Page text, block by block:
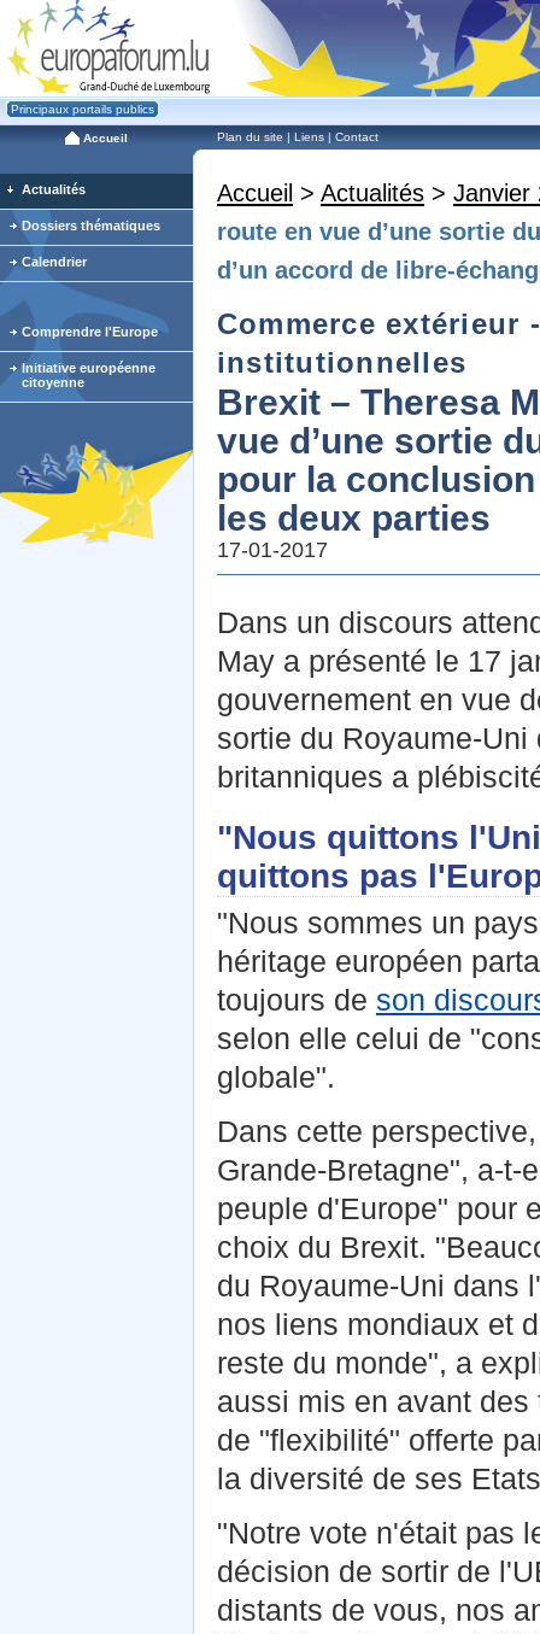
Principaux portails publics
Accueil Plan du site | Liens | Contact
Accueil > Actualités > Janvier
route en vue d’une sortie
d’un accord de libre-
Commerce extérieur
institutionnelles
Brexit – Theresa
vue d’une sortie
pour la
les deux parties
17-01-2017
Dans un discours
May a présenté le 17
gouvernement en vue
sortie du Royaume-Uni
britanniques a
"Nous quittons
quittons pas
"Nous sommes un
héritage européen
toujours de son
selon elle celui de
globale".
Dans cette
Grande-Bretagne", a-t-
peuple d'Europe" pour
choix du Brexit.
du Royaume-Uni dans
nos liens mondiaux et
reste du monde", a
aussi mis en avant
de "flexibilité" offerte
la diversité de ses
"Notre vote n'était pas
décision de sortir de
distants de vous, nos
Actualités
Dossiers thématiques
Calendrier
Comprendre l'Europe
Initiative européenne
citoyenne